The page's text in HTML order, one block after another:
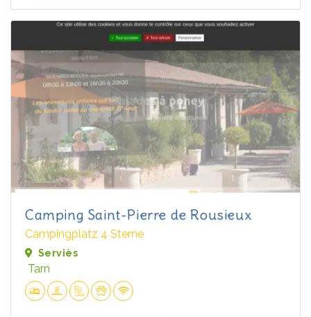
Camping Saint-Pierre de Rousieux
Campingplatz 4 Sterne
Serviès
Tarn